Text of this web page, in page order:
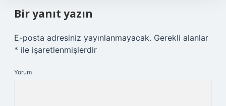
Bir yanıt yazın
E-posta adresiniz yayınlanmayacak. Gerekli alanlar
* ile işaretlenmişlerdir
Yorum